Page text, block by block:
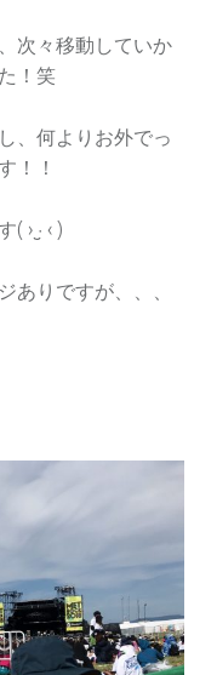
次々移動していか
！笑
、何よりお外でっ
！！
› ·̮ ‹ )
ありですが、、、